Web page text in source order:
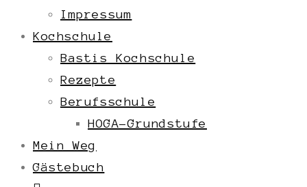
Impressum
Kochschule
Bastis Kochschule
Rezepte
Berufsschule
HOGA-Grundstufe
Mein Weg
Gästebuch